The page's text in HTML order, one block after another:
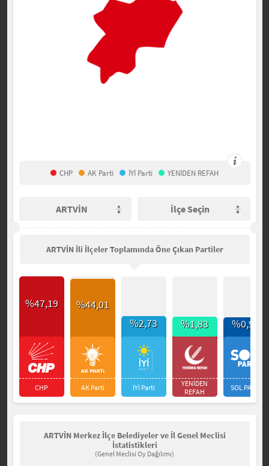
CHP AK Parti İYİ Parti YENİDEN REFAH
ARTVİN İlçe Seçin
ARTVİN İli İlçeler Toplamında Öne Çıkan Partiler
%47,19
CHP
%44,01
AK Parti
%2,73
İYİ Parti
%1,83
YENİDEN
REFAH
%0,90
SOL PARTİ
ARTVİN Merkez İlçe Belediyeler ve İl Genel Meclisi
İstatistikleri
(Genel Meclisi Oy Dağılımı)